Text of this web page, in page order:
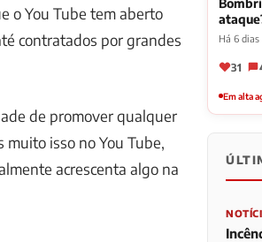
o You Tube tem aberto
contratados por grandes
de promover qualquer
isso no You Tube,
acrescenta algo na
Há 6 dias
31
Em alta